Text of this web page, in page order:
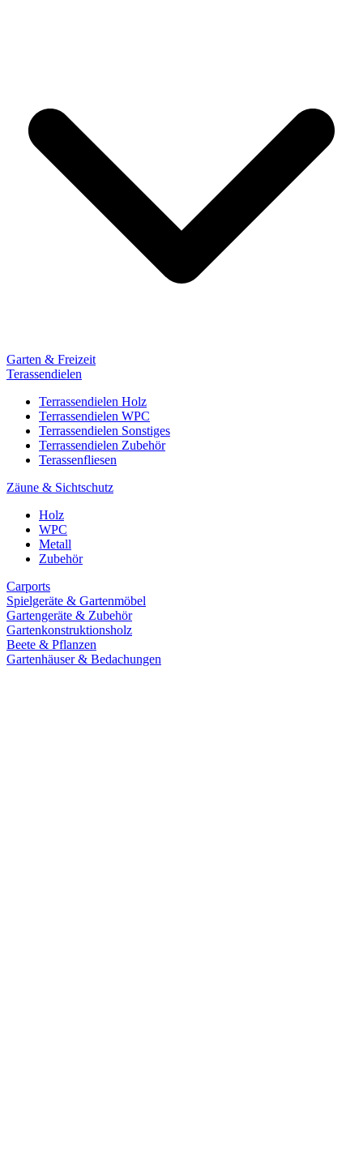
Garten & Freizeit
Terassendielen
Terrassendielen Holz
Terrassendielen WPC
Terrassendielen Sonstiges
Terrassendielen Zubehör
Terassenfliesen
Zäune & Sichtschutz
Holz
WPC
Metall
Zubehör
Carports
Spielgeräte & Gartenmöbel
Gartengeräte & Zubehör
Gartenkonstruktionsholz
Beete & Pflanzen
Gartenhäuser & Bedachungen